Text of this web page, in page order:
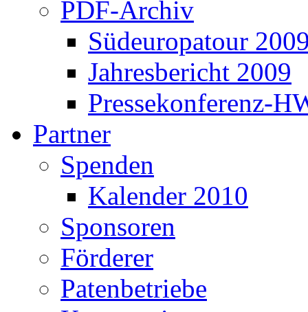
PDF-Archiv
Südeuropatour
Jahresbericht 2009
Pressekonferenz-
Partner
Spenden
Kalender 2010
Sponsoren
Förderer
Patenbetriebe